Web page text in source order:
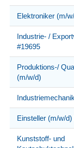
Elektroniker (m/
Industrie- /
#19695
Produktions-/
(m/w/d)
Einsteller (m/w/
Kunststoff- und